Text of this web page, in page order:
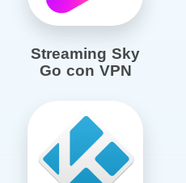
Streaming Sky
Go con VPN